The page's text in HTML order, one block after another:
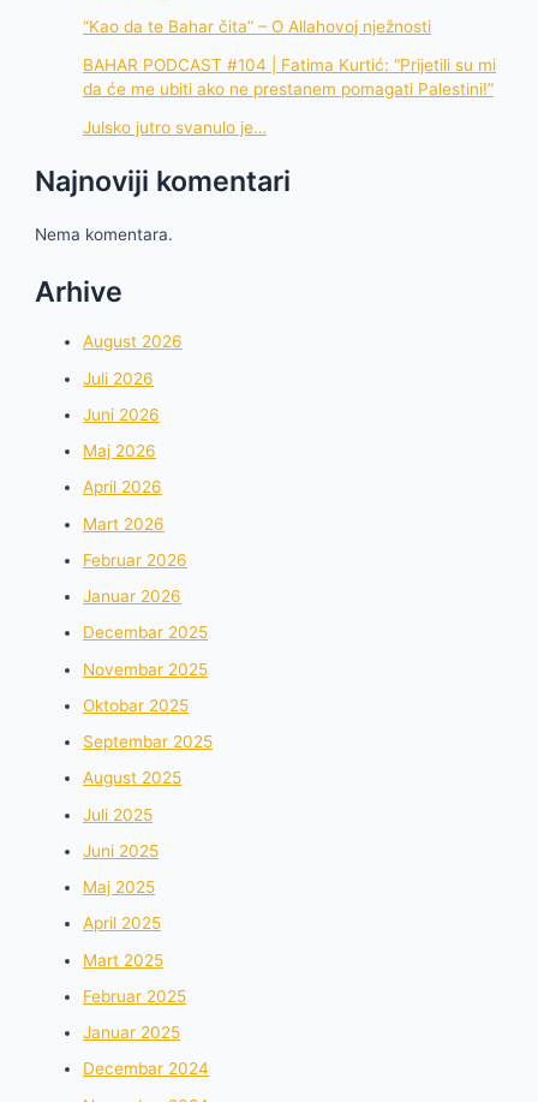
“Kao da te Bahar čita” – O Allahovoj nježnosti
BAHAR PODCAST #104 | Fatima Kurtić: “Prijetili su mi
da će me ubiti ako ne prestanem pomagati Palestini!”
Julsko jutro svanulo je…
Najnoviji komentari
Nema komentara.
Arhive
August 2026
Juli 2026
Juni 2026
Maj 2026
April 2026
Mart 2026
Februar 2026
Januar 2026
Decembar 2025
Novembar 2025
Oktobar 2025
Septembar 2025
August 2025
Juli 2025
Juni 2025
Maj 2025
April 2025
Mart 2025
Februar 2025
Januar 2025
Decembar 2024